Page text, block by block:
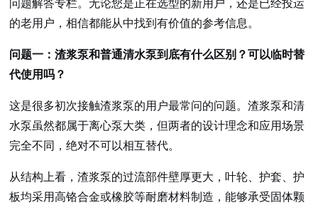
问题解答专栏。无论您是正在选型的新用户，还是已经投运
的老用户，相信都能从中找到有价值的参考信息。
问题一：渣浆泵和普通清水泵到底有什么区别？可以临时替
代使用吗？
这是很多初次接触渣浆泵的用户最常问的问题。渣浆泵和清
水泵虽然都属于离心泵大类，但两者的设计理念和应用场景
完全不同，绝对不可以相互替代。
从结构上看，渣浆泵的过流部件壁厚更大，叶轮、护套、护
板均采用高铬合金或橡胶等耐磨材料制造，能够承受固体颗